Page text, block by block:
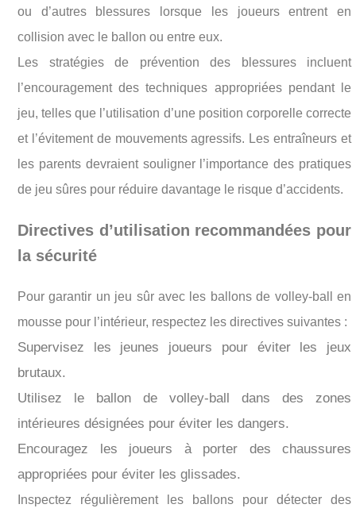
ou d’autres blessures lorsque les joueurs entrent en
collision avec le ballon ou entre eux.
Les stratégies de prévention des blessures incluent
l’encouragement des techniques appropriées pendant le
jeu, telles que l’utilisation d’une position corporelle correcte
et l’évitement de mouvements agressifs. Les entraîneurs et
les parents devraient souligner l’importance des pratiques
de jeu sûres pour réduire davantage le risque d’accidents.
Directives d’utilisation recommandées pour
la sécurité
Pour garantir un jeu sûr avec les ballons de volley-ball en
mousse pour l’intérieur, respectez les directives suivantes :
Supervisez les jeunes joueurs pour éviter les jeux
brutaux.
Utilisez le ballon de volley-ball dans des zones
intérieures désignées pour éviter les dangers.
Encouragez les joueurs à porter des chaussures
appropriées pour éviter les glissades.
Inspectez régulièrement les ballons pour détecter des